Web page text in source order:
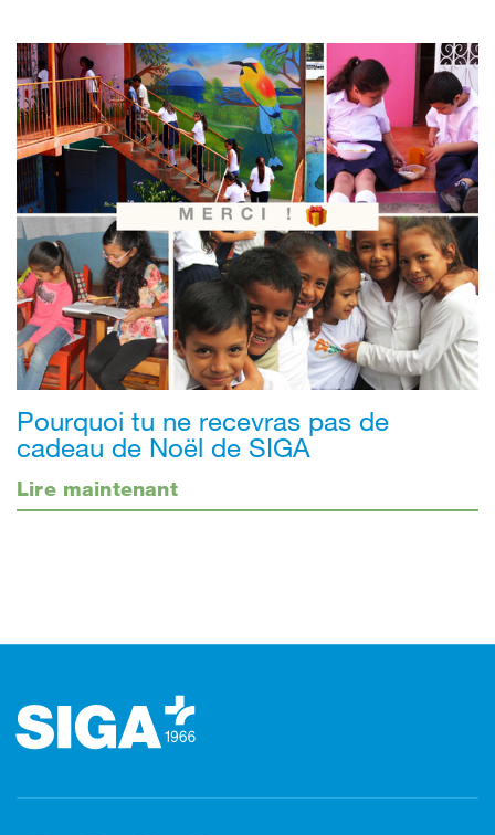
Pourquoi tu ne recevras pas de
cadeau de Noël de SIGA
Lire maintenant